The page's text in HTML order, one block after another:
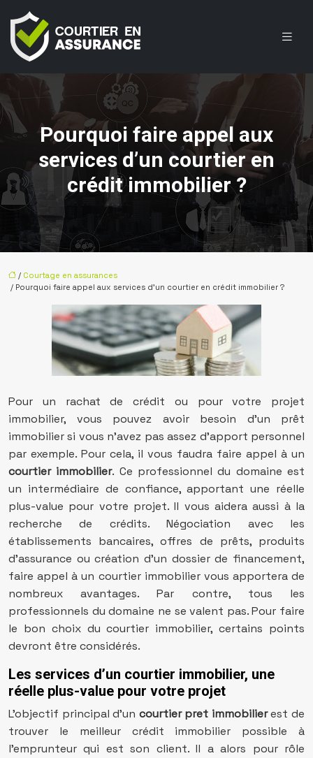
Pourquoi faire appel aux
services d’un courtier en
crédit immobilier ?
/ Courtage en assurances
/ Pourquoi faire appel aux services d’un courtier en crédit immobilier ?
Pour un rachat de crédit ou pour votre projet
immobilier, vous pouvez avoir besoin d’un prêt
immobilier si vous n’avez pas assez d’apport personnel
par exemple. Pour cela, il vous faudra faire appel à un
courtier immobilier. Ce professionnel du domaine est
un intermédiaire de confiance, apportant une réelle
plus-value pour votre projet. Il vous aidera aussi à la
recherche de crédits. Négociation avec les
établissements bancaires, offres de prêts, produits
d’assurance ou création d’un dossier de financement,
faire appel à un courtier immobilier vous apportera de
nombreux avantages. Par contre, tous les
professionnels du domaine ne se valent pas. Pour faire
le bon choix du courtier immobilier, certains points
devront être considérés.
Les services d’un courtier immobilier, une
réelle plus-value pour votre projet
L’objectif principal d’un courtier pret immobilierest de
trouver le meilleur crédit immobilier possible à
l’emprunteur qui est son client. Il a alors pour rôle